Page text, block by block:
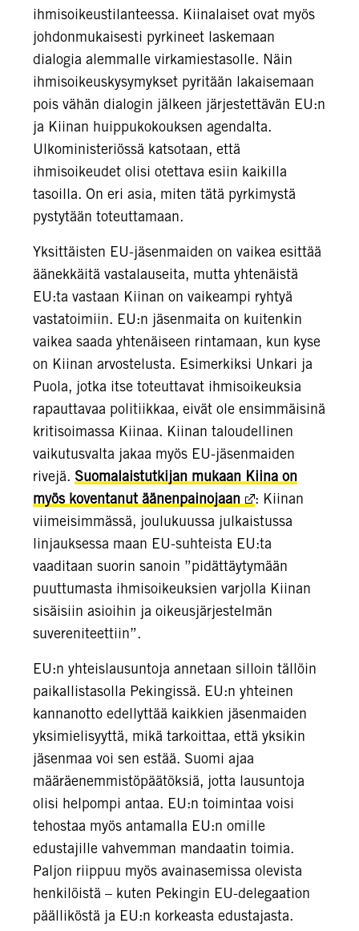
ihmisoikeustilanteessa. Kiinalaiset ovat myös
johdonmukaisesti pyrkineet laskemaan
dialogia alemmalle virkamiestasolle. Näin
ihmisoikeuskysymykset pyritään lakaisemaan
pois vähän dialogin jälkeen järjestettävän EU:n
ja Kiinan huippukokouksen agendalta.
Ulkoministeriössä katsotaan, että
ihmisoikeudet olisi otettava esiin kaikilla
tasoilla. On eri asia, miten tätä pyrkimystä
pystytään toteuttamaan.
Yksittäisten EU-jäsenmaiden on vaikea esittää
äänekkäitä vastalauseita, mutta yhtenäistä
EU:ta vastaan Kiinan on vaikeampi ryhtyä
vastatoimiin. EU:n jäsenmaita on kuitenkin
vaikea saada yhtenäiseen rintamaan, kun kyse
on Kiinan arvostelusta. Esimerkiksi Unkari ja
Puola, jotka itse toteuttavat ihmisoikeuksia
rapauttavaa politiikkaa, eivät ole ensimmäisinä
kritisoimassa Kiinaa. Kiinan taloudellinen
vaikutusvalta jakaa myös EU-jäsenmaiden
rivejä. Suomalaistutkijan mukaan Kiina on
myös koventanut äänenpainojaan
: Kiinan
viimeisimmässä, joulukuussa julkaistussa
linjauksessa maan EU-suhteista EU:ta
vaaditaan suorin sanoin ”pidättäytymään
puuttumasta ihmisoikeuksien varjolla Kiinan
sisäisiin asioihin ja oikeusjärjestelmän
suvereniteettiin”.
EU:n yhteislausuntoja annetaan silloin tällöin
paikallistasolla Pekingissä. EU:n yhteinen
kannanotto edellyttää kaikkien jäsenmaiden
yksimielisyyttä, mikä tarkoittaa, että yksikin
jäsenmaa voi sen estää. Suomi ajaa
määräenemmistöpäätöksiä, jotta lausuntoja
olisi helpompi antaa. EU:n toimintaa voisi
tehostaa myös antamalla EU:n omille
edustajille vahvemman mandaatin toimia.
Paljon riippuu myös avainasemissa olevista
henkilöistä – kuten Pekingin EU-delegaation
päälliköstä ja EU:n korkeasta edustajasta.